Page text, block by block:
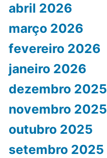
abril 2026
março 2026
fevereiro 2026
janeiro 2026
dezembro 2025
novembro 2025
outubro 2025
setembro 2025